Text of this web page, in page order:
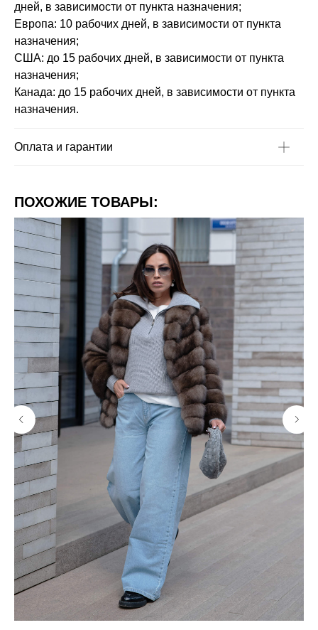
дней, в зависимости от пункта назначения;
Европа: 10 рабочих дней, в зависимости от пункта
назначения;
США: до 15 рабочих дней, в зависимости от пункта
назначения;
Канада: до 15 рабочих дней, в зависимости от пункта
назначения.
Оплата и гарантии
ПОХОЖИЕ ТОВАРЫ: